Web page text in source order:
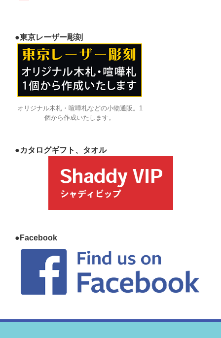
●東京レーザー彫刻
オリジナル木札・喧嘩札などの小物通販。1
個から作成いたします。
●カタログギフト、タオル
●Facebook